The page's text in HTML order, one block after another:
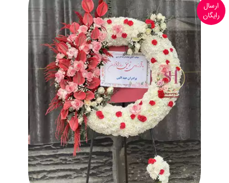
ارسال
رایگان